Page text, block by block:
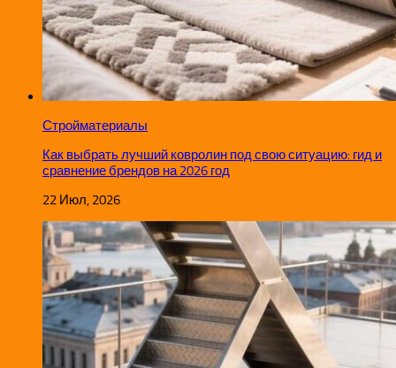
Стройматериалы
Как выбрать лучший ковролин под свою ситуацию: гид и
сравнение брендов на 2026 год
22 Июл, 2026